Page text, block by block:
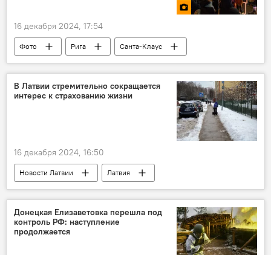
16 декабря 2024, 17:54
Фото Рига
Санта-Клаус
Новый год
Coca-Cola
В Латвии стремительно сокращается
интерес к страхованию жизни
16 декабря 2024, 16:50
Новости Латвии
Латвия
страхование
Донецкая Елизаветовка перешла под
контроль РФ: наступление
продолжается